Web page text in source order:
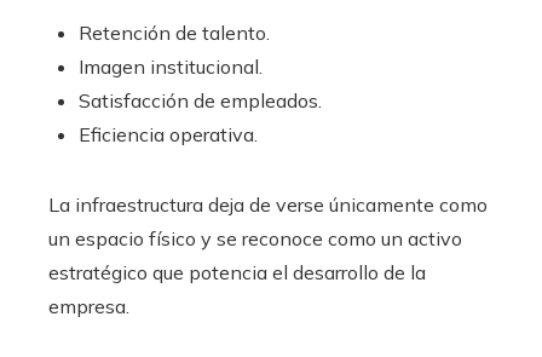
Retención de talento.
Imagen institucional.
Satisfacción de empleados.
Eficiencia operativa.
La infraestructura deja de verse únicamente como
un espacio físico y se reconoce como un activo
estratégico que potencia el desarrollo de la
empresa.